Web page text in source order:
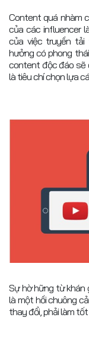
Content quá nhàm
của các influencer
của việc truyền tải
hưởng có phong
content độc đáo sẽ
là tiêu chí chọn lựa
Sự hờ hững từ khán
là một hồi chuông
thay đổi, phải làm